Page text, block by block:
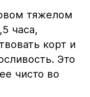
тяжелом
часа,
корт и
Это
чисто во